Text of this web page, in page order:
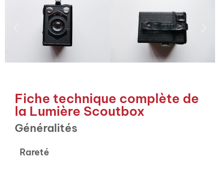
Fiche technique complète de
la Lumière Scoutbox
Généralités
Rareté